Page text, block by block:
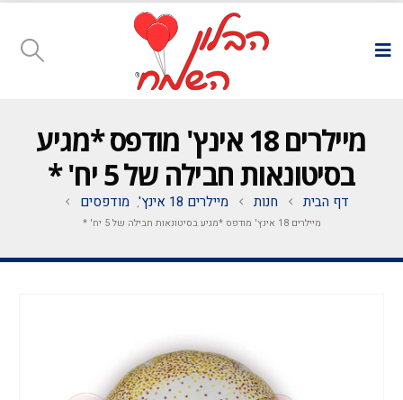
מיילרים 18 אינץ' מודפס *מגיע
בסיטונאות חבילה של 5 יח' *
דף הבית חנות מיילרים 18 אינץ' , מודפסים
מיילרים 18 אינץ' מודפס *מגיע בסיטונאות חבילה של 5 יח' *